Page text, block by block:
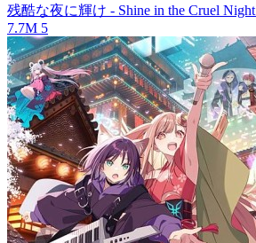
残酷な夜に輝け - Shine in the Cruel Night
7.7M 5